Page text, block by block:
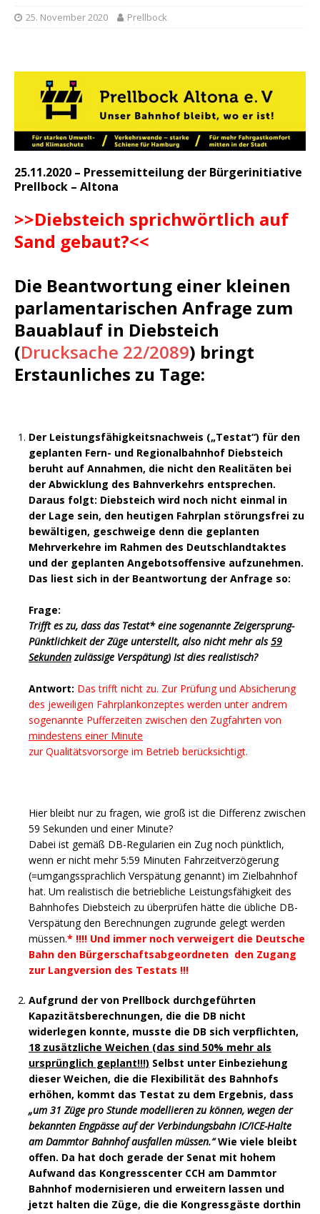
25. November 2020 Prellbock
25.11.2020 – Pressemitteilung der Bürgerinitiative
Prellbock – Altona
>>Diebsteich sprichwörtlich auf
Sand gebaut?<<
Die Beantwortung einer kleinen
parlamentarischen Anfrage zum
Bauablauf in Diebsteich
(Drucksache 22/2089) bringt
Erstaunliches zu Tage:
Der Leistungsfähigkeitsnachweis („Testat“) für den
geplanten Fern- und Regionalbahnhof Diebsteich
beruht auf Annahmen, die nicht den Realitäten bei
der Abwicklung des Bahnverkehrs entsprechen.
Daraus folgt: Diebsteich wird noch nicht einmal in
der Lage sein, den heutigen Fahrplan störungsfrei zu
bewältigen, geschweige denn die geplanten
Mehrverkehre im Rahmen des Deutschlandtaktes
und der geplanten Angebotsoffensive aufzunehmen.
Das liest sich in der Beantwortung der Anfrage so:
Frage:
Trifft es zu, dass das Testat* eine sogenannte Zeigersprung-
Pünktlichkeit der Züge unterstellt, also nicht mehr als59
Sekundenzulässige Verspätung) Ist dies realistisch?
Antwort: Das trifft nicht zu. Zur Prüfung und Absicherung
des jeweiligen Fahrplankonzeptes werden unter andrem
sogenannte Pufferzeiten zwischen den Zugfahrten von
mindestens einer Minute
zur Qualitätsvorsorge im Betrieb berücksichtigt.
Hier bleibt nur zu fragen, wie groß ist die Differenz zwischen
59 Sekunden und einer Minute?
Dabei ist gemäß DB-Regularien ein Zug noch pünktlich,
wenn er nicht mehr 5:59 Minuten Fahrzeitverzögerung
(=umgangssprachlich Verspätung genannt) im Zielbahnhof
hat. Um realistisch die betriebliche Leistungsfähigkeit des
Bahnhofes Diebsteich zu überprüfen hätte die übliche DB-
Verspätung den Berechnungen zugrunde gelegt werden
müssen.* !!!! Und immer noch verweigert die Deutsche
Bahn den Bürgerschaftsabgeordneten den Zugang
zur Langversion des Testats !!!
Aufgrund der von Prellbock durchgeführten
Kapazitätsberechnungen, die die DB nicht
widerlegen konnte, musste die DB sich verpflichten,
18 zusätzliche Weichen (das sind 50% mehr als
ursprünglich geplant!!!) Selbst unter Einbeziehung
dieser Weichen, die die Flexibilität des Bahnhofs
erhöhen, kommt das Testat zu dem Ergebnis, dass
„um 31 Züge pro Stunde modellieren zu können, wegen der
bekannten Engpässe auf der Verbindungsbahn IC/ICE-Halte
am Dammtor Bahnhof ausfallen müssen.“Wie viele bleibt
offen. Da hat doch gerade der Senat mit hohem
Aufwand das Kongresscenter CCH am Dammtor
Bahnhof modernisieren und erweitern lassen und
jetzt halten die Züge, die die Kongressgäste dorthin